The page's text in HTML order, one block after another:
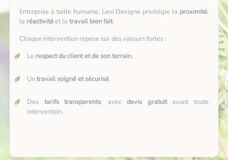
Entreprise à taille humaine, Levi Devigne privilégie la proximité,
la réactivitéet letravail bien fait.
Chaque intervention repose sur des valeurs fortes :
Le respect du client et de son terrain,
Untravail soigné et sécurisé,
Des tarifs transparents, avecdevis gratuitavant toute
intervention.